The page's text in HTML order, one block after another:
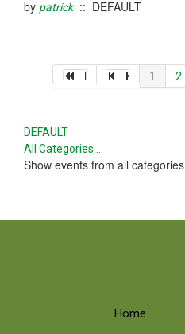
by patrick:: DEFAULT
1 2
DEFAULT
All Categories ...
Show events from all categories
Home